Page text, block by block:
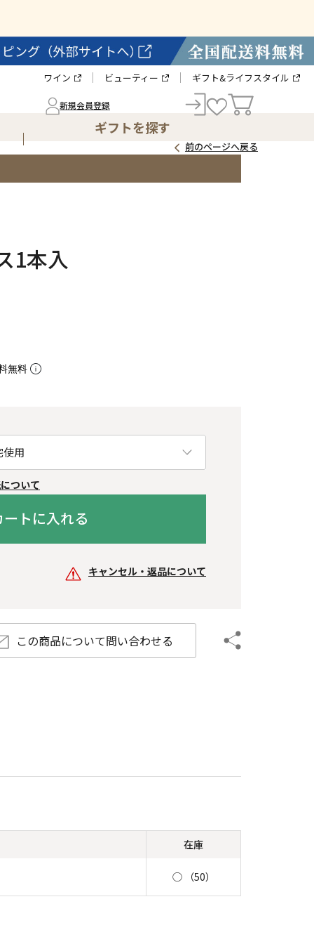
ワイン ビューティー ギフト&ライフスタイル
新規会員登録
ギフトを探す
前のページへ戻る
1本入
無料
ついて
ートに入れる
キャンセル・返品について
この商品について問い合わせる
在庫
◯ （50）